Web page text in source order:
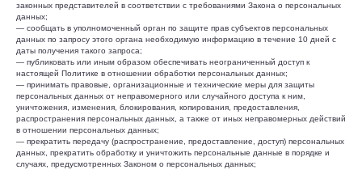
законных представителей в соответствии с требованиями Закона о персональных
данных;
— сообщать в уполномоченный орган по защите прав субъектов персональных
данных по запросу этого органа необходимую информацию в течение 10 дней с
даты получения такого запроса;
— публиковать или иным образом обеспечивать неограниченный доступ к
настоящей Политике в отношении обработки персональных данных;
— принимать правовые, организационные и технические меры для защиты
персональных данных от неправомерного или случайного доступа к ним,
уничтожения, изменения, блокирования, копирования, предоставления,
распространения персональных данных, а также от иных неправомерных действий
в отношении персональных данных;
— прекратить передачу (распространение, предоставление, доступ) персональных
данных, прекратить обработку и уничтожить персональные данные в порядке и
случаях, предусмотренных Законом о персональных данных;